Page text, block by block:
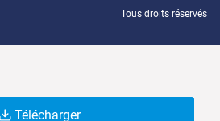
Télécharger
Tous droits réservés